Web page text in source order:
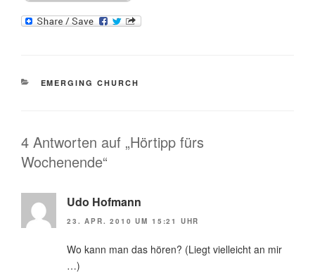
KATEGORIEN
EMERGING CHURCH
4 Antworten auf „Hörtipp fürs
Wochenende“
Udo Hofmann
23. APR. 2010 UM 15:21 UHR
Wo kann man das hören? (Liegt vielleicht an mir
…)